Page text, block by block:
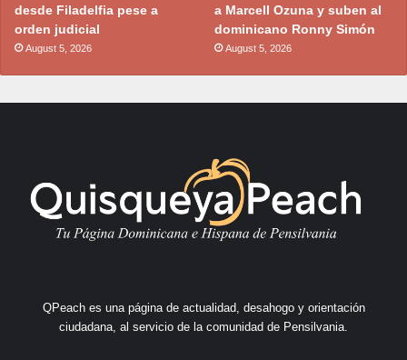
desde Filadelfia pese a
orden judicial
August 5, 2026
a Marcell Ozuna y suben al
dominicano Ronny Simón
August 5, 2026
QPeach es una página de actualidad, desahogo y orientación
ciudadana, al servicio de la comunidad de Pensilvania.